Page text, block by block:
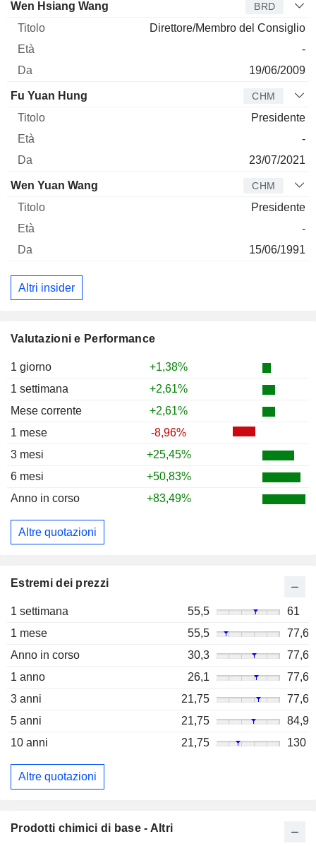
Valutazioni e Performance
1 giorno
+1,38%
1 settimana
+2,61%
Mese corrente
+2,61%
1 mese
-8,96%
3 mesi
+25,45%
6 mesi
+50,83%
Anno in corso
+83,49%
Altre quotazioni
Estremi dei prezzi
1 settimana 55,5
61
1 mese
55,5
77,6
Anno in corso
30,3
77,6
1 anno
26,1
77,6
3 anni
21,75
77,6
5 anni
21,75
84,9
10 anni
21,75 130
Altre quotazioni
Amministratore Titolo
Wen Hsiang Wang BRD
Direttore/Membro del Consiglio
-
19/06/2009
Fu Yuan Hung CHM
Presidente
-
23/07/2021
Wen Yuan Wang CHM
Presidente
-
15/06/1991
Altri insider
Prodotti chimici di base - Altri